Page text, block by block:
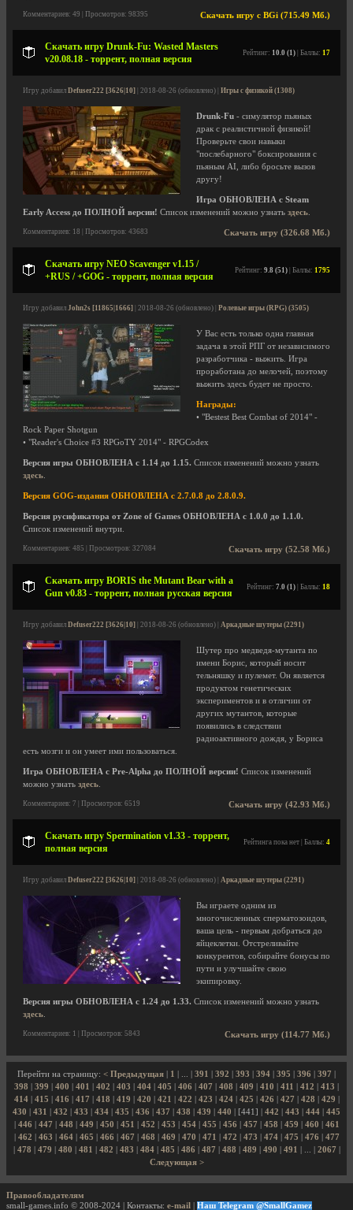
Скачать игру с BGi (715.49 Мб.)
Комментариев: 49 | Просмотров: 98395
Скачать игру Drunk-Fu: Wasted Masters
v20.08.18 - торрент, полная версия
Рейтинг: 10.0 (1) | Баллы: 17
Игру добавил Defuser222 [3626|10] | 2018-08-26 (обновлено) | Игры с физикой (1308)
Drunk-Fu - симулятор пьяных
драк с реалистичной физикой!
Проверьте свои навыки
"послебарного" боксирования с
пьяным AI, либо бросьте вызов
другу!
Игра ОБНОВЛЕНА с Steam
Early Access до ПОЛНОЙ версии! Список изменений можно узнать здесь
Скачать игру (326.68 Мб.)
Комментариев: 18 | Просмотров: 43683
Скачать игру NEO Scavenger v1.15 /
+RUS / +GOG - торрент, полная версия
Рейтинг: 9.8 (51) | Баллы: 1795
Игру добавил John2s [11865|1666] | 2018-08-26 (обновлено) | Ролевые игры (RPG) (3505)
У Вас есть только одна главная
задача в этой РПГ от независимого
разработчика - выжить. Игра
проработана до мелочей, поэтому
выжить здесь будет не просто.
Награды:
• "Bestest Best Combat of 2014" -
Rock Paper Shotgun
• "Reader's Choice #3 RPGoTY 2014" - RPGCodex
Версия игры ОБНОВЛЕНА с 1.14 до 1.15. Список изменений можно узнать
здесь
Версия GOG-издания ОБНОВЛЕНА с 2.7.0.8 до 2.8.0.9.
Версия русификатора от Zone of Games ОБНОВЛЕНА с 1.0.0 до 1.1.0.
Список изменений внутри.
Скачать игру (52.58 Мб.)
Комментариев: 485 | Просмотров: 327084
Скачать игру BORIS the Mutant Bear with a
Gun v0.83 - торрент, полная русская версия
Рейтинг: 7.0 (1) | Баллы: 18
Игру добавил Defuser222 [3626|10] | 2018-08-26 (обновлено) | Аркадные шутеры (2291)
Шутер про медведя-мутанта по
имени Борис, который носит
тельняшку и пулемет. Он является
продуктом генетических
экспериментов и в отличии от
других мутантов, которые
появились в следствии
радиоактивного дождя, у Бориса
есть мозги и он умеет ими пользоваться.
Игра ОБНОВЛЕНА с Pre-Alpha до ПОЛНОЙ версии! Список изменений
можно узнать здесь
Скачать игру (42.93 Мб.)
Комментариев: 7 | Просмотров: 6519
Скачать игру Spermination v1.33 - торрент,
полная версия
Рейтинга пока нет | Баллы: 4
Игру добавил Defuser222 [3626|10] | 2018-08-26 (обновлено) | Аркадные шутеры (2291)
Вы играете одним из
многочисленных сперматозоидов,
ваша цель - первым добраться до
яйцеклетки. Отстреливайте
конкурентов, собирайте бонусы по
пути и улучшайте свою
экипировку.
Версия игры ОБНОВЛЕНА с 1.24 до 1.33. Список изменений можно узнать
здесь
Скачать игру (114.77 Мб.)
Комментариев: 1 | Просмотров: 5843
Перейти на страницу: < Предыдущая 1 391 392 393 394 395 396 397
398
399 400 401 402 403 404 405 406 407 408 409 410 411 412 413
414| 415 416 417 418 419 420 421 422 423 424| 425 426 427 428 429
430
431 432 433 434 435 436 437 438 439 440 | [441] | 442 443 444
445
446 447 448 449 450 451 452 453 454| 455 456 457 458 459 460
461
462 463 464| 465 466 467 468 469 470 471 472 473 474| 475 476
477
478 479 480 481 482 483 484| 485 486 487 488 489 490 491 2067
Следующая >
Правообладателям
small-games.info © 2008-2024 | Контакты: e-mail Наш Telegram @SmallGamez